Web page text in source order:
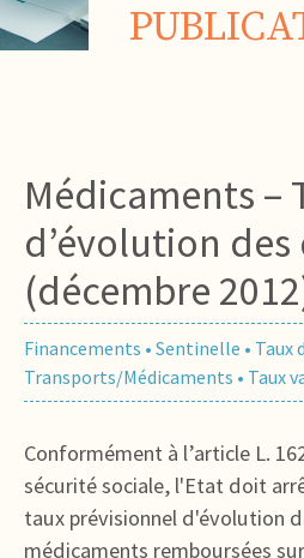
Médicaments –
d’évolution des
(décembre
Financements • Sentinelle • Taux
Transports/Médicaments • Taux
Conformément à l’article L.
sécurité sociale, l'Etat doit
taux prévisionnel d'évolution
médicaments remboursées